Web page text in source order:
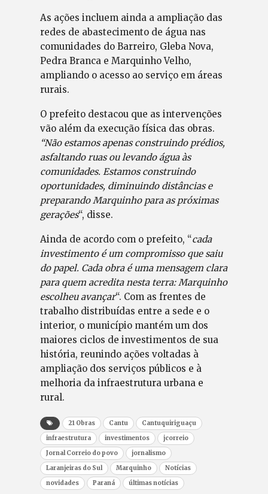
As ações incluem ainda a ampliação das
redes de abastecimento de água nas
comunidades do Barreiro, Gleba Nova,
Pedra Branca e Marquinho Velho,
ampliando o acesso ao serviço em áreas
rurais.
O prefeito destacou que as intervenções
vão além da execução física das obras.
“Não estamos apenas construindo prédios,
asfaltando ruas ou levando água às
comunidades. Estamos construindo
oportunidades, diminuindo distâncias e
preparando Marquinho para as próximas
gerações“, disse.
Ainda de acordo com o prefeito, “cada
investimento é um compromisso que saiu
do papel. Cada obra é uma mensagem clara
para quem acredita nesta terra: Marquinho
escolheu avançar“. Com as frentes de
trabalho distribuídas entre a sede e o
interior, o município mantém um dos
maiores ciclos de investimentos de sua
história, reunindo ações voltadas à
ampliação dos serviços públicos e à
melhoria da infraestrutura urbana e
rural.
21 Obras Cantu
Cantuquiriguaçu
infraestrutura
investimentos
jcorreio
Jornal Correio do povo
jornalismo
Laranjeiras do Sul
Marquinho
Notícias
novidades
Paraná últimas notícias